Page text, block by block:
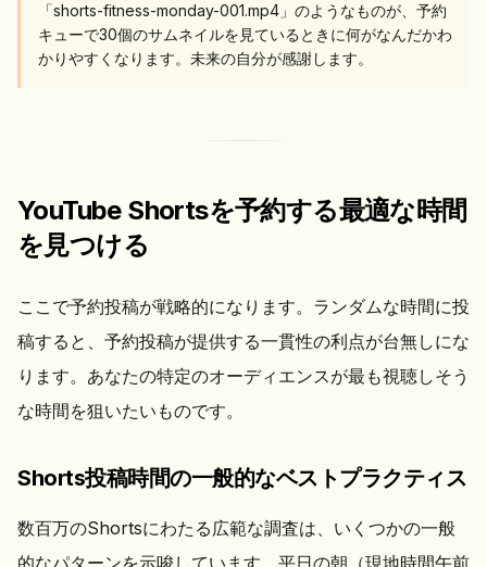
「shorts-fitness-monday-001.mp4」のようなものが、予約
キューで30個のサムネイルを見ているときに何がなんだかわ
かりやすくなります。未来の自分が感謝します。
YouTube Shortsを予約する最適な時間
を見つける
ここで予約投稿が戦略的になります。ランダムな時間に投
稿すると、予約投稿が提供する一貫性の利点が台無しにな
ります。あなたの特定のオーディエンスが最も視聴しそう
な時間を狙いたいものです。
Shorts投稿時間の一般的なベストプラクティス
数百万のShortsにわたる広範な調査は、いくつかの一般
的なパターンを示唆しています。平日の朝（現地時間午前